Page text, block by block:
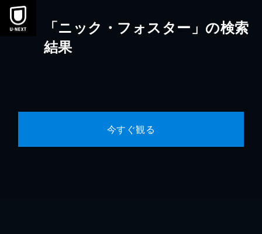
本文へスキップ
「ニック・フォスター」の検索
結果
今すぐ観る